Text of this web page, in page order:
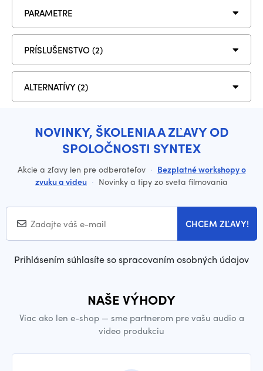
PARAMETRE
PRÍSLUŠENSTVO (2)
ALTERNATÍVY (2)
NOVINKY, ŠKOLENIA A ZĽAVY OD
SPOLOČNOSTI SYNTEX
Akcie a zľavy len pre odberateľov · Bezplatné workshopy o
zvuku a videu · Novinky a tipy zo sveta filmovania
CHCEM ZĽAVY!
Prihlásením súhlasíte so spracovaním osobných údajov
NAŠE VÝHODY
Viac ako len e-shop — sme partnerom pre vašu audio a
video produkciu